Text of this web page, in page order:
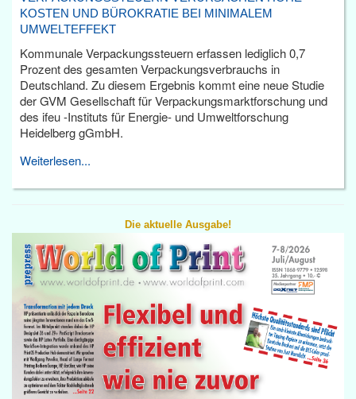
KOSTEN UND BÜROKRATIE BEI MINIMALEM
UMWELTEFFEKT
Kommunale Verpackungssteuern erfassen lediglich 0,7
Prozent des gesamten Verpackungsverbrauchs in
Deutschland. Zu diesem Ergebnis kommt eine neue Studie
der GVM Gesellschaft für Verpackungsmarktforschung und
des ifeu -Instituts für Energie- und Umweltforschung
Heidelberg gGmbH.
Weiterlesen...
Die aktuelle Ausgabe!